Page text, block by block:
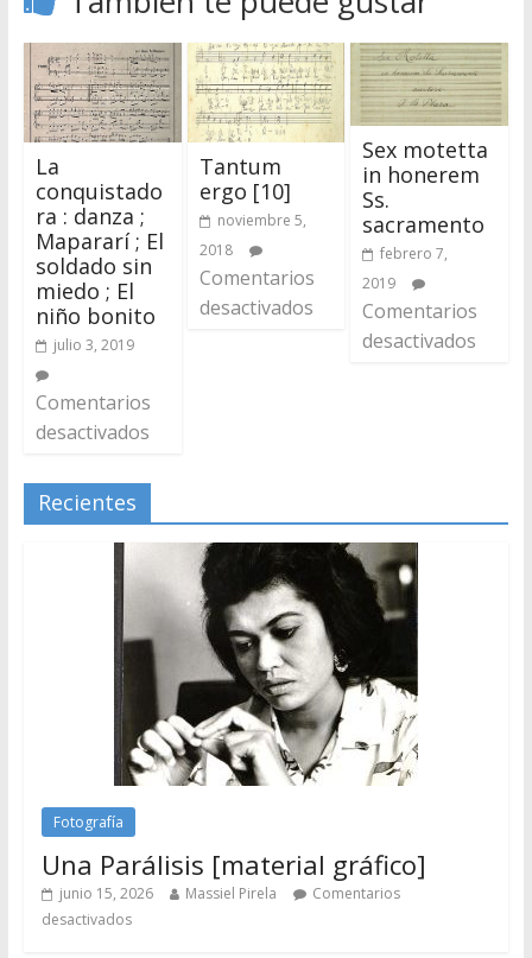
La
conquistado
ra : danza ;
Mapararí ; El
soldado sin
miedo ; El
niño bonito
julio 3, 2019
Comentarios
desactivados
Tantum
ergo [10]
noviembre 5,
2018
Comentarios
desactivados
Sex motetta
in honerem
Ss.
sacramento
febrero 7,
2019
Comentarios
desactivados
Recientes
Fotografía
Una Parálisis [material gráfico]
junio 15, 2026 Massiel Pirela
Comentarios
desactivados